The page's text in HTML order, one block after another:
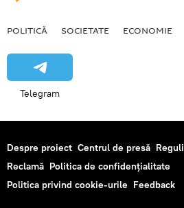
POLITICĂ SOCIETATE ECONOMIE
Telegram
Despre proiect Centrul de presă Reguli
Reclamă Politica de confidențialitate
Politica privind cookie-urile Feedback